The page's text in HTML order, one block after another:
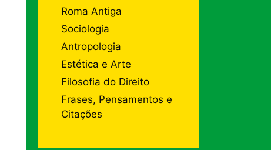
Roma Antiga
Sociologia
Antropologia
Estética e Arte
Filosofia do Direito
Frases, Pensamentos e
Citações